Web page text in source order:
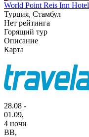
World Point Reis Inn Hotel
Турция, Стамбул
Нет рейтинга
Горящий тур
Описание
Карта
28.08 -
01.09,
4 ночи
BB,